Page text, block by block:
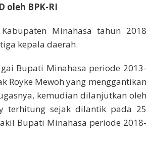
oleh BPK-RI
Minahasa tahun 2018
kepala daerah.
Bupati Minahasa periode 2013-
Royke Mewoh yang menggantikan
kemudian dilanjutkan oleh
terhitung sejak dilantik pada 25
Bupati Minahasa periode 2018-